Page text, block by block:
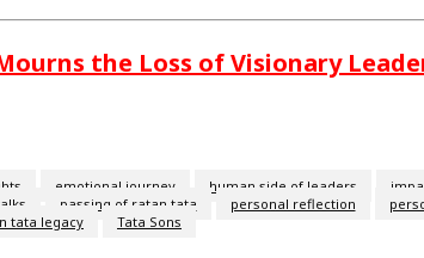
the Loss of Visionary
emotional journey human side of leaders
passing of ratan tata personal reflection
tata legacy Tata Sons